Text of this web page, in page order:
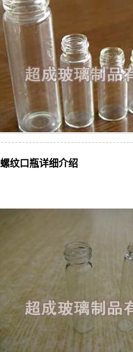
螺纹口瓶详细介绍